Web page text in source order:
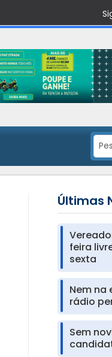
Últimas
feira
sexta
Nem na
rádio
Sem